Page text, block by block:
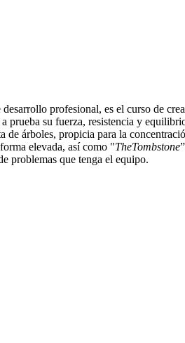
profesional, es el curso de
prueba su fuerza, resistencia y
de árboles, propicia para la
elevada, así como "TheTombstone
problemas que tenga el equipo.